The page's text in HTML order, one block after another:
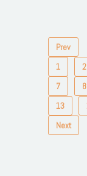
Prev
1
2
7
8
13
Next